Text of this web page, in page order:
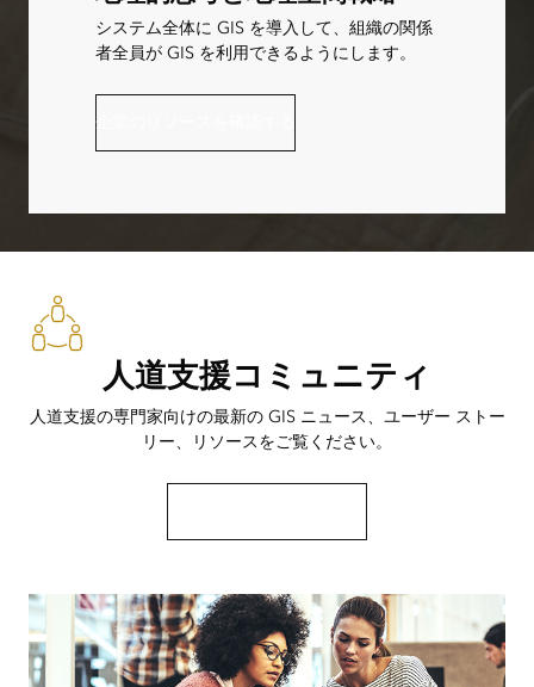
システム全体に GIS を導入して、組織の関係
者全員が GIS を利用できるようにします。
企業のリソースを確認する
人道支援コミュニティ
人道支援の専門家向けの最新の GIS ニュース、ユーザー ストー
リー、リソースをご覧ください。